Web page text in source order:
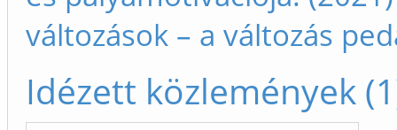
változások – a változás
Idézett közlemények